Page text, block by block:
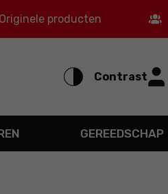
Originele producten
Contrast
GEREEDSCHAP